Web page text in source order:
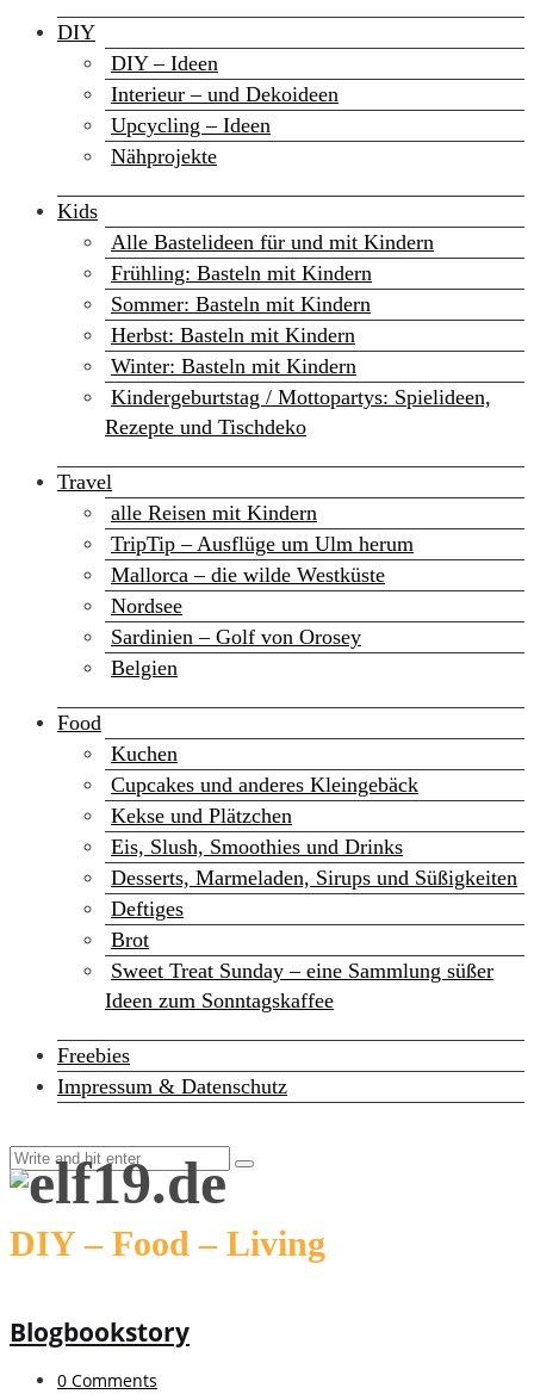
DIY
DIY – Ideen
Interieur – und Dekoideen
Upcycling – Ideen
Nähprojekte
Kids
Alle Bastelideen für und mit Kindern
Frühling: Basteln mit Kindern
Sommer: Basteln mit Kindern
Herbst: Basteln mit Kindern
Winter: Basteln mit Kindern
Kindergeburtstag / Mottopartys: Spielideen,
Rezepte und Tischdeko
Travel
alle Reisen mit Kindern
TripTip – Ausflüge um Ulm herum
Mallorca – die wilde Westküste
Nordsee
Sardinien – Golf von Orosey
Belgien
Food
Kuchen
Cupcakes und anderes Kleingebäck
Kekse und Plätzchen
Eis, Slush, Smoothies und Drinks
Desserts, Marmeladen, Sirups und Süßigkeiten
Deftiges
Brot
Sweet Treat Sunday – eine Sammlung süßer
Ideen zum Sonntagskaffee
Freebies
Impressum & Datenschutz
DIY – Food – Living
Blogbookstory
0 Comments